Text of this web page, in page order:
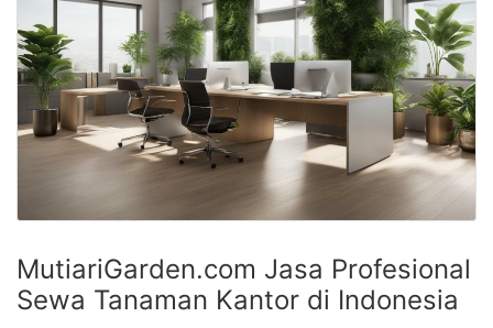
MutiariGarden.com Jasa Profesional
Sewa Tanaman Kantor di Indonesia